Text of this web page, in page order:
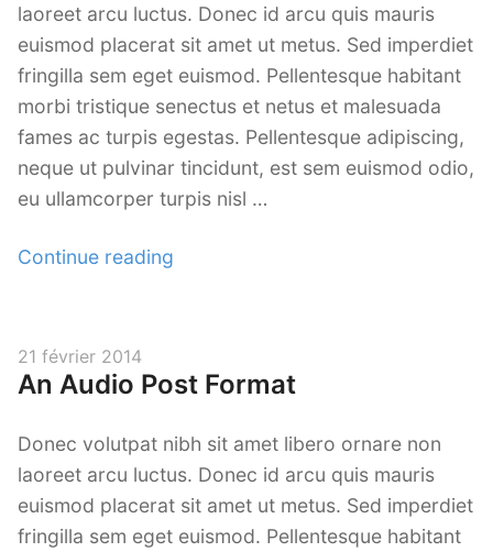
laoreet arcu luctus. Donec id arcu quis mauris
euismod placerat sit amet ut metus. Sed imperdiet
fringilla sem eget euismod. Pellentesque habitant
morbi tristique senectus et netus et malesuada
fames ac turpis egestas. Pellentesque adipiscing,
neque ut pulvinar tincidunt, est sem euismod odio,
eu ullamcorper turpis nisl …
Continue reading
Posted
on
21 février 2014
An Audio Post Format
Donec volutpat nibh sit amet libero ornare non
laoreet arcu luctus. Donec id arcu quis mauris
euismod placerat sit amet ut metus. Sed imperdiet
fringilla sem eget euismod. Pellentesque habitant